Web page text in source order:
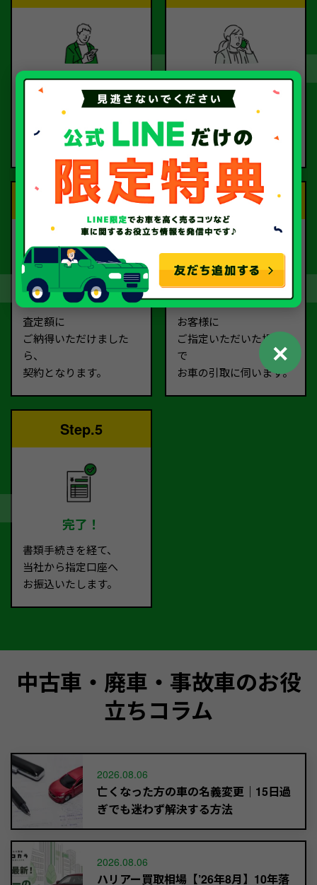
ご依頼
お電話または査定フォー
ムより
ご依頼ください。
査定
査定のプロが
お電話で回答いたしま
す。
Step.3
契約
査定額に
ご納得いただけました
ら、
契約となります。
Step.4
お引取り
お客様に
ご指定いただいた場所ま
で
お車の引取に伺います。
Step.5
完了！
書類手続きを経て、
当社から指定口座へ
お振込いたします。
中古車・廃車・事故車のお役
立ちコラム
2026.08.06
亡くなった方の車の名義変更｜15日過
ぎでも迷わず解決する方法
2026.08.06
ハリアー買取相場【’26年8月】10年落
✕